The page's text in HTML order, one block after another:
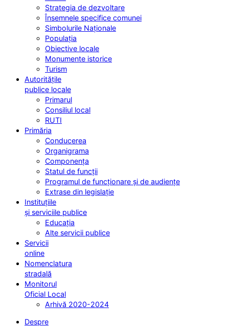
Strategia de dezvoltare
Însemnele specifice comunei
Simbolurile Naționale
Populația
Obiective locale
Monumente istorice
Turism
Autoritățile
publice locale
Primarul
Consiliul local
RUTI
Primăria
Conducerea
Organigrama
Componența
Statul de funcții
Programul de funcționare și de audiențe
Extrase din legislație
Instituțiile
și serviciile publice
Educația
Alte servicii publice
Servicii
online
Nomenclatura
stradală
Monitorul
Oficial Local
Arhivă 2020-2024
Despre